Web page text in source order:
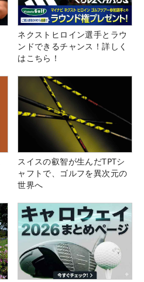
ネクストヒロイン選手とラウ
ンドできるチャンス！詳しく
はこちら！
スイスの叡智が生んだTPTシ
ャフトで、ゴルフを異次元の
世界へ